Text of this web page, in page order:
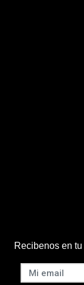
Recibenos en